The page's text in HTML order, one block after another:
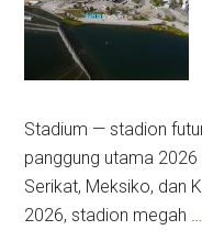
Stadium — stadion
panggung utama
Serikat, Meksiko, dan
2026, stadion megah …